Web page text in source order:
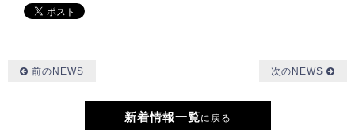
前のNEWS 次のNEWS
新着情報一覧に戻る